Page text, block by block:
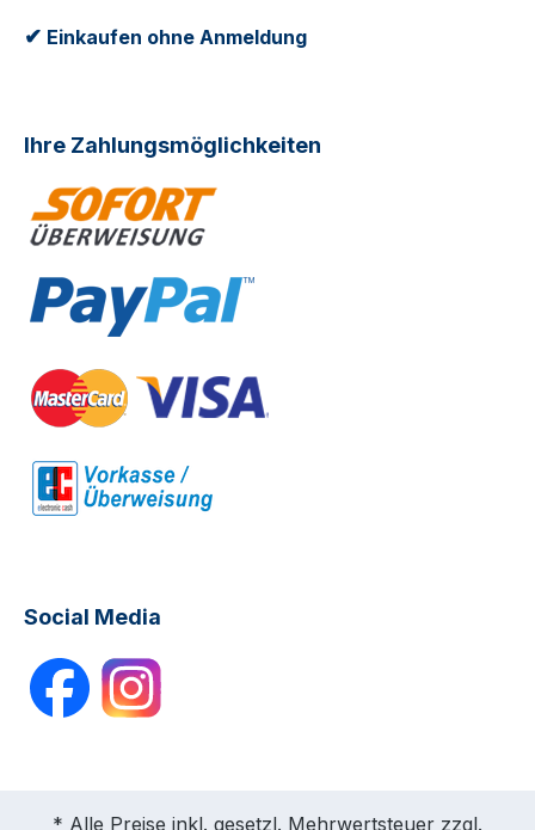
✔ Einkaufen ohne Anmeldung
Ihre Zahlungsmöglichkeiten
Social Media
* Alle Preise inkl. gesetzl. Mehrwertsteuer zzgl.